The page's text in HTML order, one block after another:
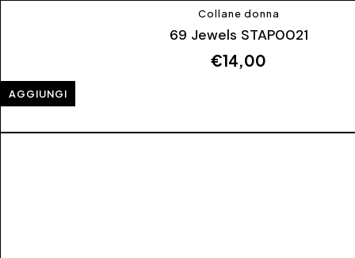
Collane donna
69 Jewels STAP0021
€14,00
AGGIUNGI